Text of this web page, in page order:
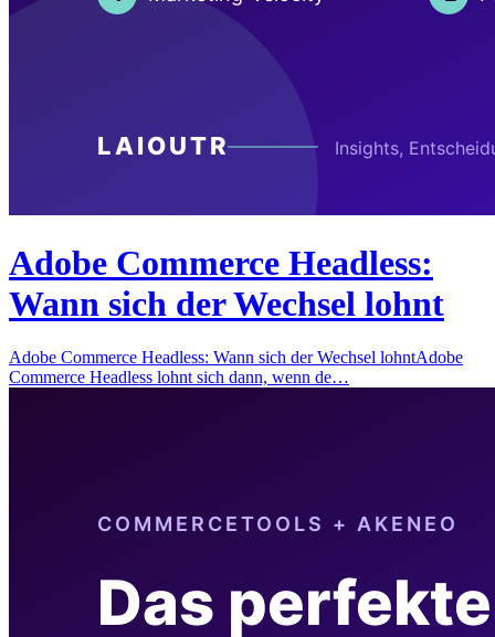
Adobe Commerce Headless:
Wann sich der Wechsel lohnt
Adobe Commerce Headless: Wann sich der Wechsel lohntAdobe
Commerce Headless lohnt sich dann, wenn de…